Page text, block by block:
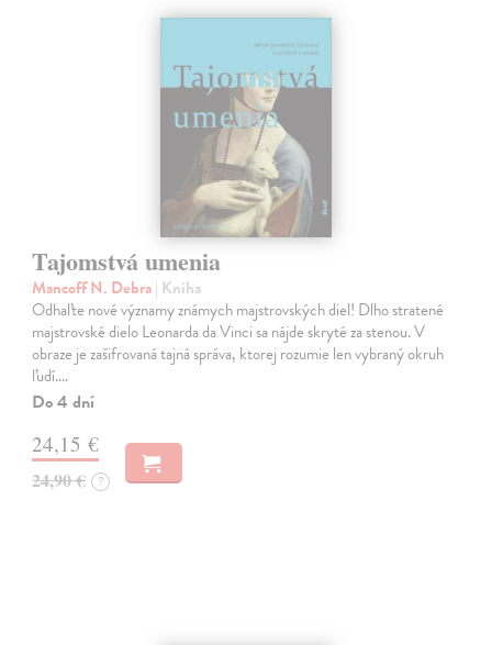
Tajomstvá umenia
Mancoff N. Debra| Kniha
Odhaľte nové významy známych majstrovských diel! Dlho stratené
majstrovské dielo Leonarda da Vinci sa nájde skryté za stenou. V
obraze je zašifrovaná tajná správa, ktorej rozumie len vybraný okruh
ľudí.…
Do 4 dní
24,15 €
24,90 € ?